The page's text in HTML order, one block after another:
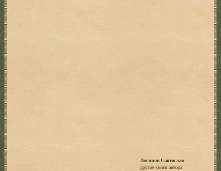
Логинов Святослав
другие книги автора: